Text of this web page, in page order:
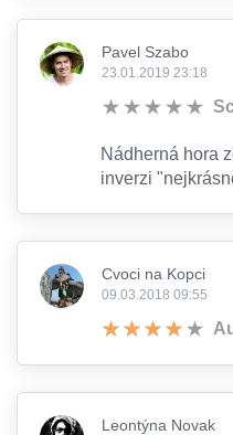
Pavel Szabo
23.01.2019 23:18
Nádherná hora
inverzi
Cvoci na Kopci
09.03.2018 09:55
Leontýna Novak